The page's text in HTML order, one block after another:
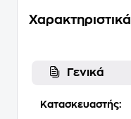
Χαρακτηριστικά
Γενικά
Κατασκευαστής: